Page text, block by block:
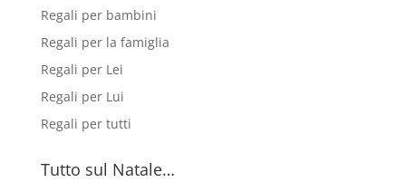
Regali per bambini
Regali per la famiglia
Regali per Lei
Regali per Lui
Regali per tutti
Tutto sul Natale…